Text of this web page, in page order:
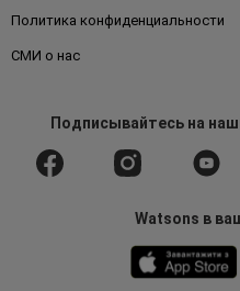
Политика конфиденциальности
СМИ о нас
Подписывайтесьна
Watsons в